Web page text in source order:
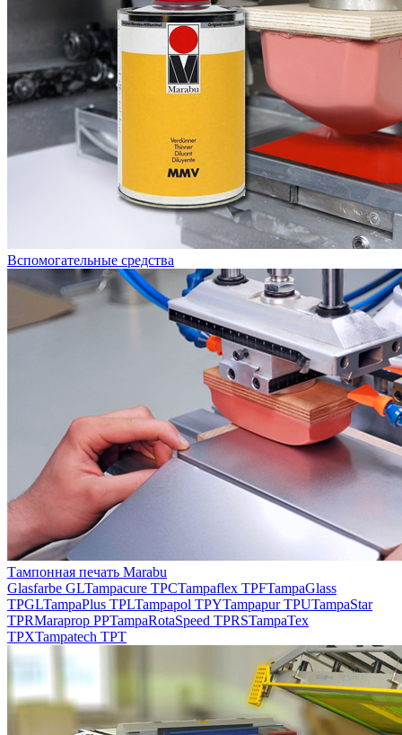
Вспомогательные средства
Тампонная печать Marabu
Glasfarbe GLTampacure TPCTampaflex TPFTampaGlass
TPGLTampaPlus TPLTampapol TPYTampapur TPUTampaStar
TPRMaraprop PPTampaRotaSpeed TPRSTampaTex
TPXTampatech TPT